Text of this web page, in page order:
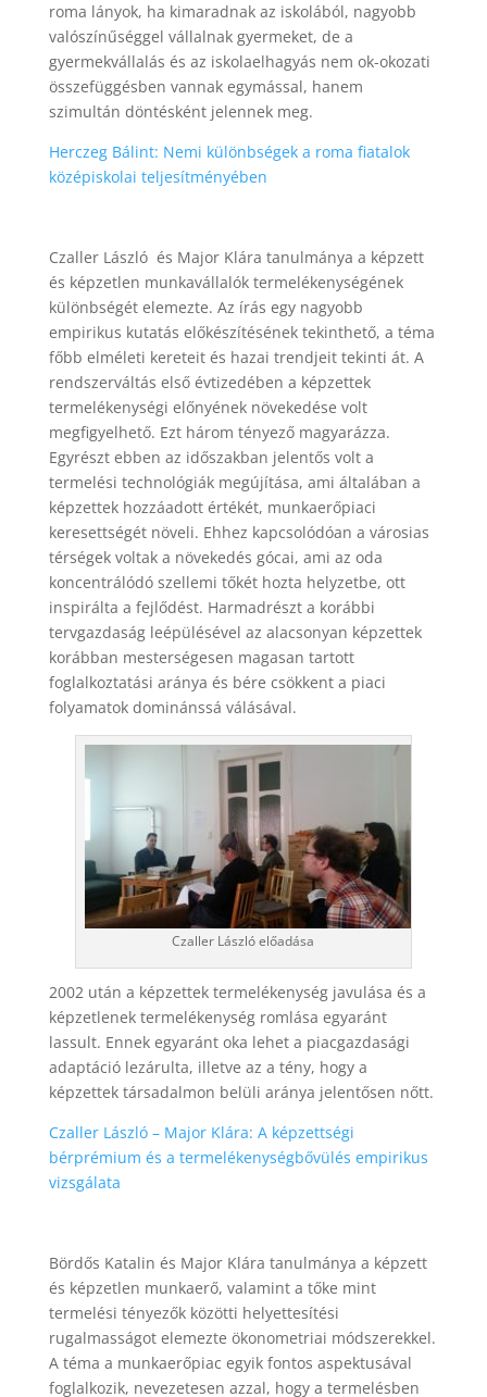
roma lányok, ha kimaradnak az iskolából, nagyobb
valószínűséggel vállalnak gyermeket, de a
gyermekvállalás és az iskolaelhagyás nem ok-okozati
összefüggésben vannak egymással, hanem
szimultán döntésként jelennek meg.
Herczeg Bálint: Nemi különbségek a roma fiatalok
középiskolai teljesítményében
Czaller László és Major Klára tanulmánya a képzett
és képzetlen munkavállalók termelékenységének
különbségét elemezte. Az írás egy nagyobb
empirikus kutatás előkészítésének tekinthető, a téma
főbb elméleti kereteit és hazai trendjeit tekinti át. A
rendszerváltás első évtizedében a képzettek
termelékenységi előnyének növekedése volt
megfigyelhető. Ezt három tényező magyarázza.
Egyrészt ebben az időszakban jelentős volt a
termelési technológiák megújítása, ami általában a
képzettek hozzáadott értékét, munkaerőpiaci
keresettségét növeli. Ehhez kapcsolódóan a városias
térségek voltak a növekedés gócai, ami az oda
koncentrálódó szellemi tőkét hozta helyzetbe, ott
inspirálta a fejlődést. Harmadrészt a korábbi
tervgazdaság leépülésével az alacsonyan képzettek
korábban mesterségesen magasan tartott
foglalkoztatási aránya és bére csökkent a piaci
folyamatok dominánssá válásával.
Czaller László előadása
2002 után a képzettek termelékenység javulása és a
képzetlenek termelékenység romlása egyaránt
lassult. Ennek egyaránt oka lehet a piacgazdasági
adaptáció lezárulta, illetve az a tény, hogy a
képzettek társadalmon belüli aránya jelentősen nőtt.
Czaller László – Major Klára: A képzettségi
bérprémium és a termelékenységbővülés empirikus
vizsgálata
Bördős Katalin és Major Klára tanulmánya a képzett
és képzetlen munkaerő, valamint a tőke mint
termelési tényezők közötti helyettesítési
rugalmasságot elemezte ökonometriai módszerekkel.
A téma a munkaerőpiac egyik fontos aspektusával
foglalkozik, nevezetesen azzal, hogy a termelésben